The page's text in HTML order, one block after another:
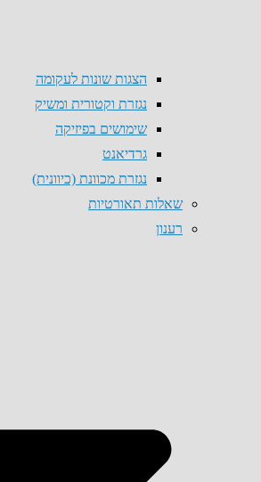
הצגות שונות לעקומה
נגזרת וקטורית ומשיק
שימושים בפיזיקה
גרדיאנט
נגזרת מכוונת (כיוונית)
שאלות תאורטיות
רענון